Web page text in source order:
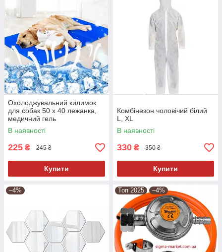
Охолоджувальний килимок
для собак 50 х 40 лежанка,
медичний гель
В наявності
225 ₴ 245 ₴
Купити
Комбінезон чоловічий білий
L, XL
В наявності
330 ₴ 350 ₴
Купити
–4% Топ 2025 –4%